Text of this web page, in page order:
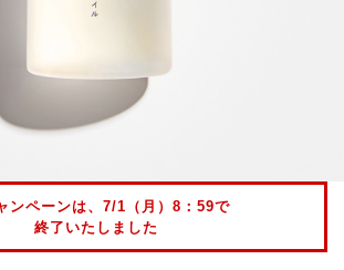
ンペーンは、7/1（月）8：59で
終了いたしました